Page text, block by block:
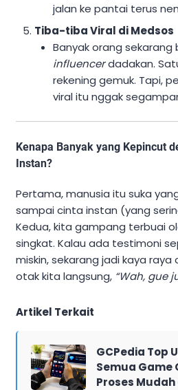
jalan ke pantai terus
Tiba-tiba Viral di Medsos
Banyak orang sekarang
influencerdadakan.
rekening gemuk. Tapi,
viral itu nggak
Kenapa Banyak yang Kepincut
Instan?
Pertama, manusia itu suka
sampai cinta instan (yang
Kedua, kita gampang terbuai
singkat. Kalau ada testimoni
miskin, sekarang jadi kaya raya
otak kita langsung, “Wah, gue
Artikel Terkait
GCPedia Top
Semua Game
Proses